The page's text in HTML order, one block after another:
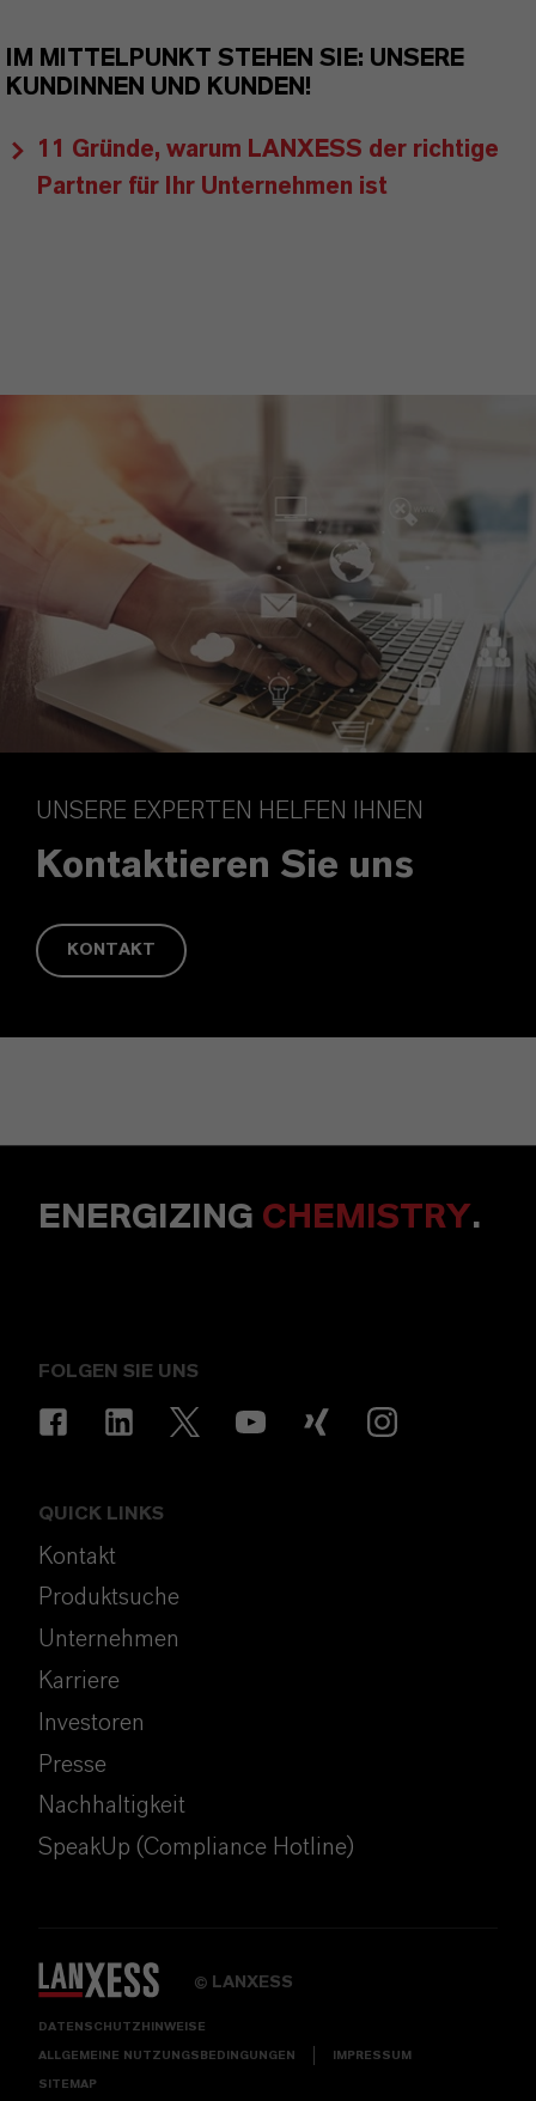
IM MITTELPUNKT STEHEN SIE: UNSERE
KUNDINNEN UND KUNDEN!
11 Gründe, warum LANXESS der richtige
Partner für Ihr Unternehmen ist
UNSERE EXPERTEN HELFEN IHNEN
Kontaktieren Sie uns
KONTAKT
ENERGIZING CHEMISTRY.
FOLGEN SIE UNS
QUICK LINKS
Kontakt
Produktsuche
Unternehmen
Karriere
Investoren
Presse
Nachhaltigkeit
SpeakUp (Compliance Hotline)
© LANXESS
DATENSCHUTZHINWEISE
ALLGEMEINE NUTZUNGSBEDINGUNGEN IMPRESSUM
SITEMAP